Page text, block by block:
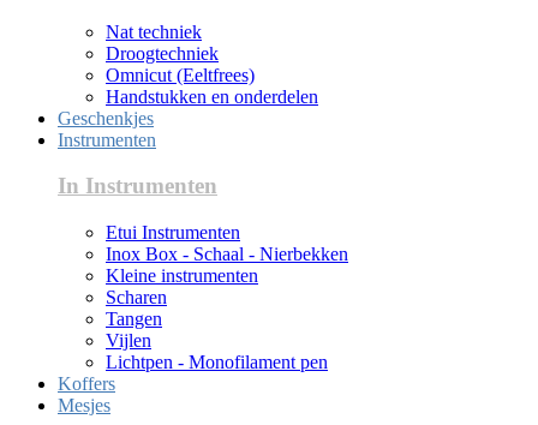
Nat techniek
Droogtechniek
Omnicut (Eeltfrees)
Handstukken en onderdelen
Geschenkjes
Instrumenten
In Instrumenten
Etui Instrumenten
Inox Box - Schaal - Nierbekken
Kleine instrumenten
Scharen
Tangen
Vijlen
Lichtpen - Monofilament pen
Koffers
Mesjes